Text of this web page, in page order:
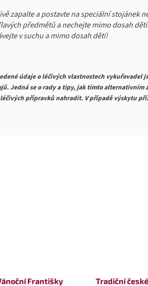
Františky
Tradiční
zapalte a postavte na speciální stojánek
předmětů a nechejte mimo dosah
v suchu a mimo dosah dětí!
údaje o léčivých vlastnostech vykuřovadel
Jedná se o rady a tipy, jak tímto
přípravků nahradit. V případě výskytu